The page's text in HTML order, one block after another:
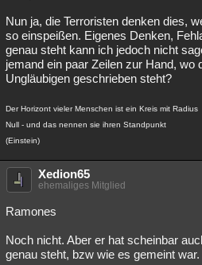
Nun ja, die Terroristen denken dies,
so einspeißen. Eigenes Denken,
genau steht kann ich jedoch nicht
jemand ein paar Zeilen zur Hand, wo
Ungläubigen geschrieben steht?
Der Horizont vieler Menschen ist ein Kreis mit Radius
Null - und das nennen sie ihren Standpunkt
(Einstein)
Xedion65
ehemaliges Mitglied
Ramones
Noch nicht. Aber er hat scheinbar
genau steht, bzw wie es gemeint war.